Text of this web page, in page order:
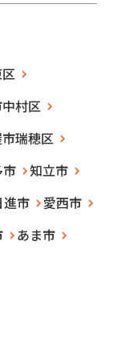
村区
瑞穂区
知立市
進市
愛西市
あま市